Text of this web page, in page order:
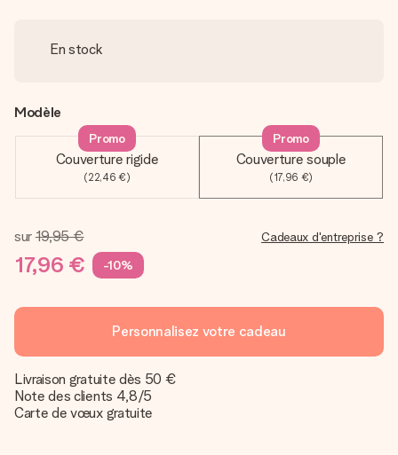
En stock
Modèle
Couverture rigide
(22,46 €)
Promo
Couverture souple
(17,96 €)
Promo
sur19,95 €
17,96 € -10%
Cadeaux d'entreprise ?
Personnalisez votre cadeau
Livraison gratuite dès 50 €
Note des clients 4,8/5
Carte de vœux gratuite